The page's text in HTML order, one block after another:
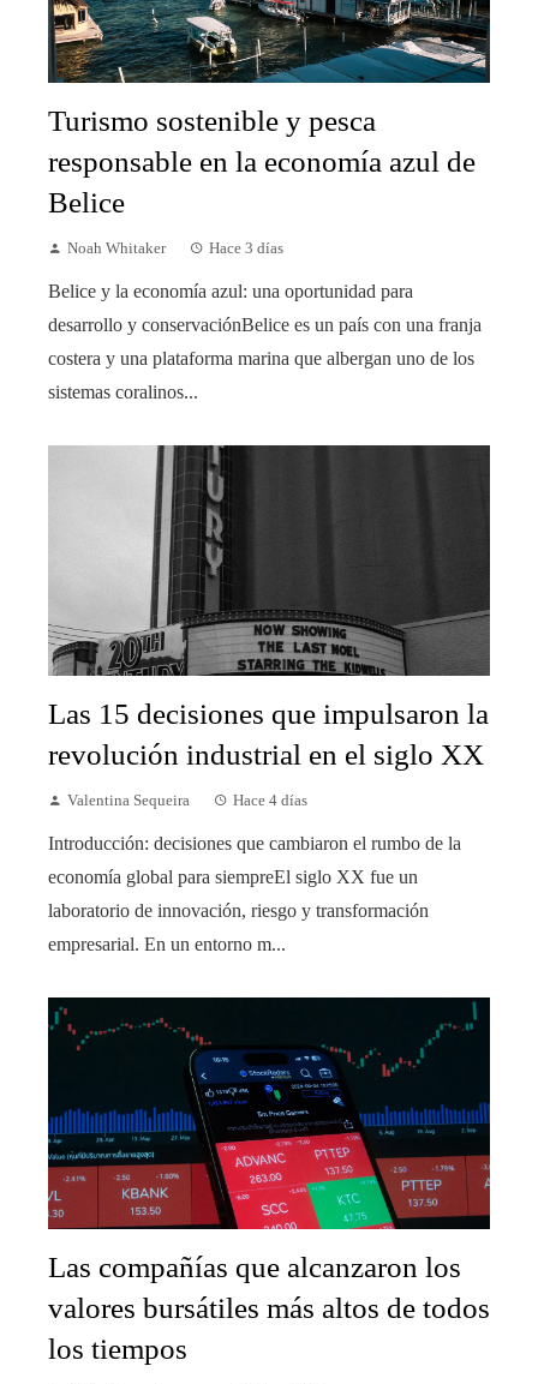
Turismo sostenible y pesca
responsable en la economía azul de
Belice
Noah Whitaker Hace 3 días
Belice y la economía azul: una oportunidad para
desarrollo y conservaciónBelice es un país con una franja
costera y una plataforma marina que albergan uno de los
sistemas coralinos...
Las 15 decisiones que impulsaron la
revolución industrial en el siglo XX
Valentina Sequeira Hace 4 días
Introducción: decisiones que cambiaron el rumbo de la
economía global para siempreEl siglo XX fue un
laboratorio de innovación, riesgo y transformación
empresarial. En un entorno m...
Las compañías que alcanzaron los
valores bursátiles más altos de todos
los tiempos